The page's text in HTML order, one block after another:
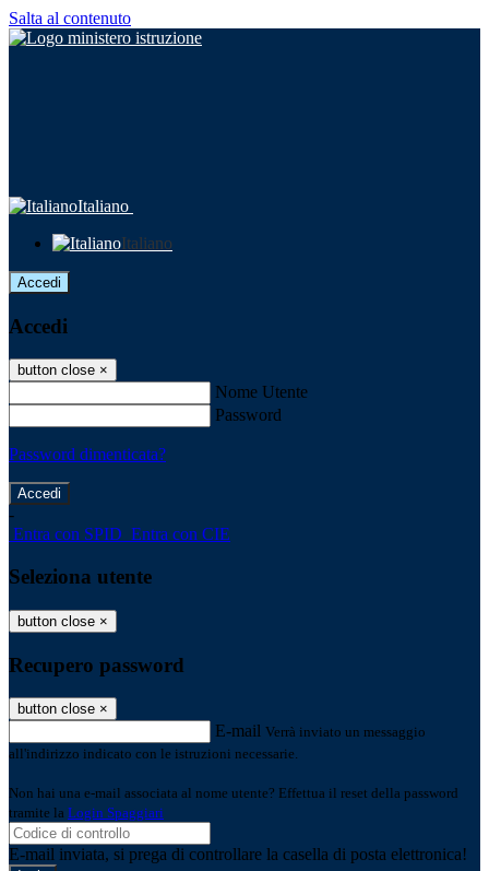
Salta al contenuto
Italiano
Italiano
Accedi
Accedi
button close ×
Nome Utente
Password
Password dimenticata?
-
Entra con SPID Entra con CIE
Seleziona utente
button close ×
Recupero password
button close ×
E-mail Verrà inviato un messaggio
all'indirizzo indicato con le istruzioni necessarie.
Non hai una e-mail associata al nome utente? Effettua il reset della password
tramite la Login Spaggiari
E-mail inviata, si prega di controllare la casella di posta elettronica!